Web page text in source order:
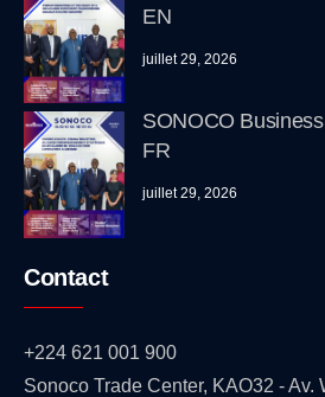
EN
juillet 29, 2026
SONOCO
FR
juillet 29, 2026
Contact
+224 621 001 900
Sonoco Trade Center, KAO32 - Av.